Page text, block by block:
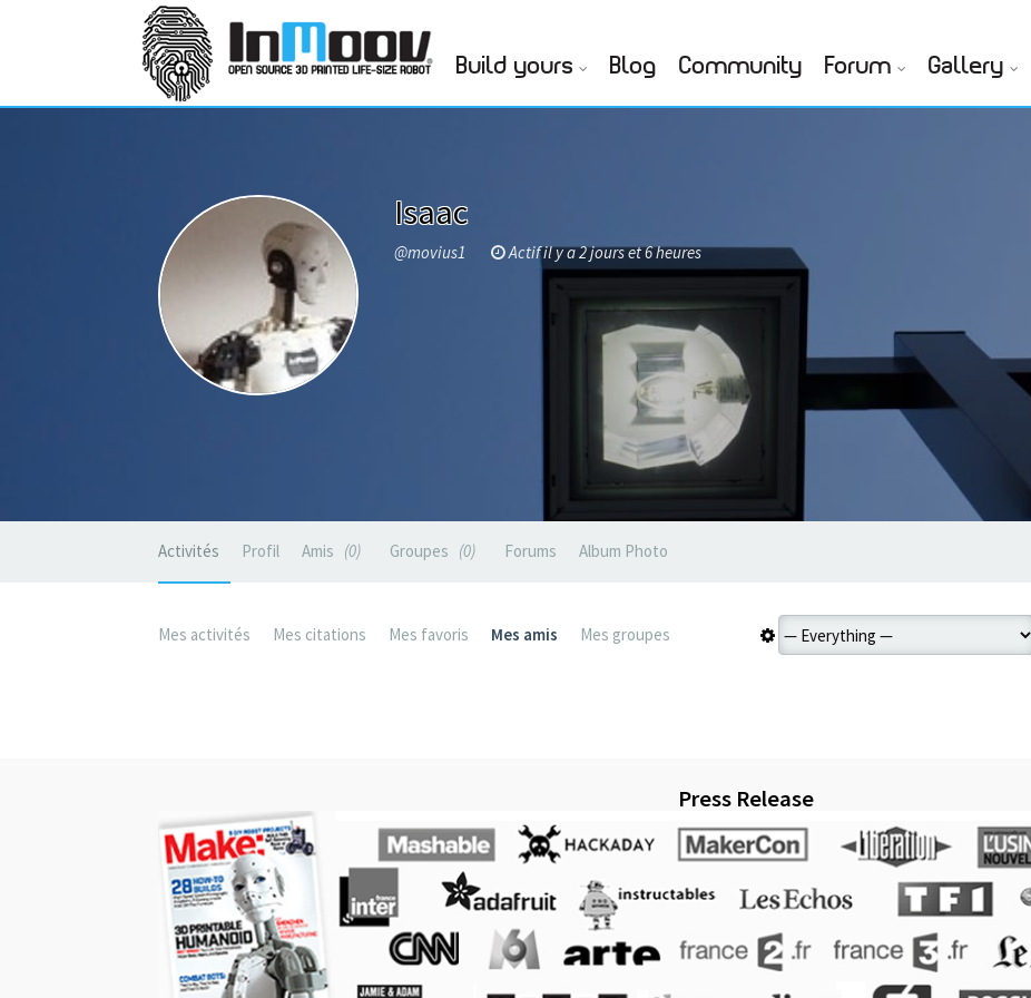
Build yours Blog Community Forum Gallery
Isaac
@movius1 Actif il y a 2 jours et 6 heures
Activités Profil Amis 0 Groupes 0 Forums Album Photo
Mes activités Mes citations Mes favoris Mes amis Mes groupes
Press Release